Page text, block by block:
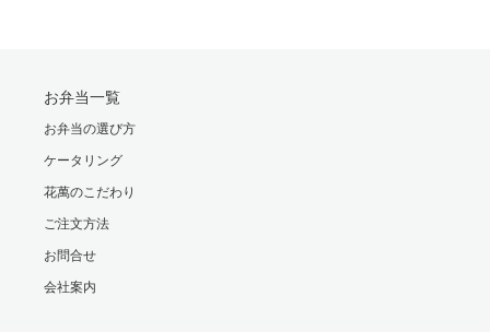
お弁当一覧
お弁当の選び方
ケータリング
花萬のこだわり
ご注文方法
お問合せ
会社案内